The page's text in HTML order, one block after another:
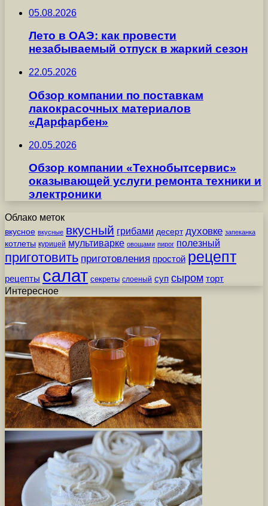
05.08.2026
Лето в ОАЭ: как провести
незабываемый отпуск в жаркий сезон
22.05.2026
Обзор компании по поставкам
лакокрасочных материалов
«Дарфарбен»
20.05.2026
Обзор компании «Технобытсервис»
оказывающей услуги ремонта техники и
электроники
Облако меток
вкусное вкусные вкусный грибами десерт духовке запеканка
котлеты курицей мультиварке овощами пирог полезный
приготовить приготовления простой рецепт
рецепты салат секреты слоеный суп сыром торт
Интересное